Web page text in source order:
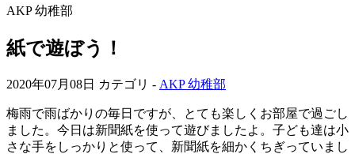
AKP 幼稚部
紙で遊ぼう！
2020年07月08日 カテゴリ - AKP 幼稚部
梅雨で雨ばかりの毎日ですが、とても楽しくお部屋で過ごし
ました。今日は新聞紙を使って遊びましたよ。子ども達は小
さな手をしっかりと使って、新聞紙を細かくちぎっていまし